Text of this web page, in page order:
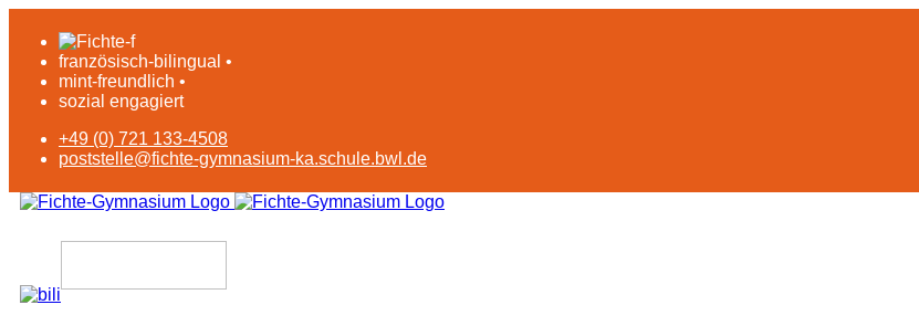
französisch-bilingual •
mint-freundlich •
sozial engagiert
+49 (0) 721 133-4508
poststelle@fichte-gymnasium-ka.schule.bwl.de